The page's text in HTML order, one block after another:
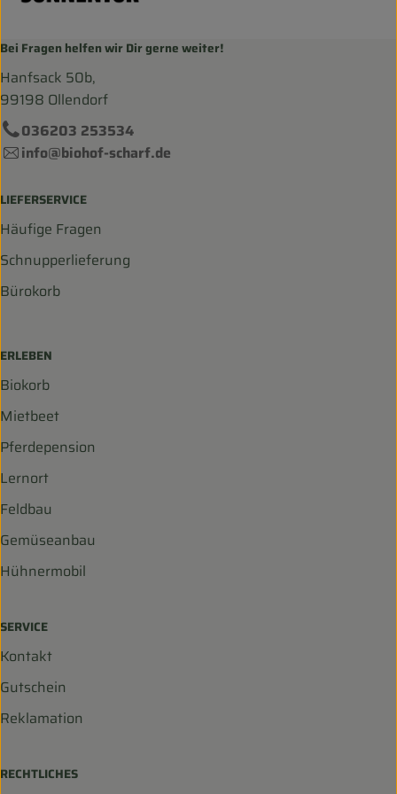
Bei Fragen helfen wir Dir gerne weiter!
Hanfsack 50b,
99198 Ollendorf
036203 253534
info@biohof-scharf.de
LIEFERSERVICE
Häufige Fragen
Schnupperlieferung
Bürokorb
ERLEBEN
Biokorb
Mietbeet
Pferdepension
Lernort
Feldbau
Gemüseanbau
Hühnermobil
SERVICE
Kontakt
Gutschein
Reklamation
RECHTLICHES